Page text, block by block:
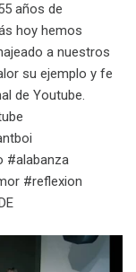
años de
hoy hemos
a nuestros
su ejemplo y fe
de Youtube.
#alabanza
#reflexion